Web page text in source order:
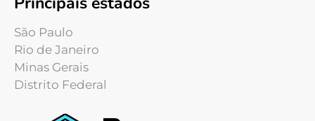
São Paulo
Rio de Janeiro
Minas Gerais
Distrito Federal